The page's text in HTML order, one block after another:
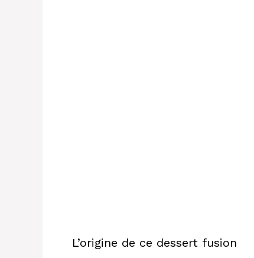
L’origine de ce dessert fusion